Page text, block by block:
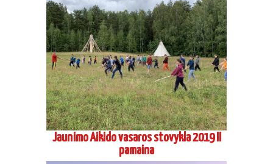
Jaunimo Aikido vasaros stovykla 2019 II
pamaina